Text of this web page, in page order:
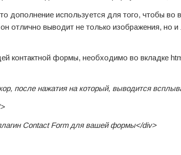
дополнение используется для того, чтобы
отлично выводит не только изображения, но
контактной формы, необходимо во вкладке
после нажатия на который, выводится
Contact Form для вашей формы</div>